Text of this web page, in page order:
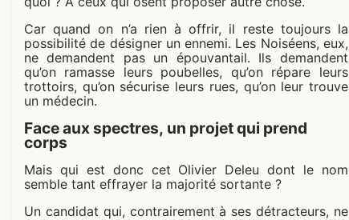
Car quand on n’a rien à offrir, il reste toujours la
possibilité de désigner un ennemi. Les Noiséens, eux,
ne demandent pas un épouvantail. Ils demandent
qu’on ramasse leurs poubelles, qu’on répare leurs
trottoirs, qu’on sécurise leurs rues, qu’on leur trouve
un médecin.
Face aux spectres, un projet qui prend
corps
Mais qui est donc cet Olivier Deleu dont le nom
semble tant effrayer la majorité sortante ?
Un candidat qui, contrairement à ses détracteurs, ne